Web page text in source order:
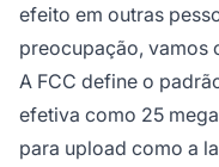
efeito em outras
preocupação, vamos
A FCC define o
efetiva como 25
para upload como a